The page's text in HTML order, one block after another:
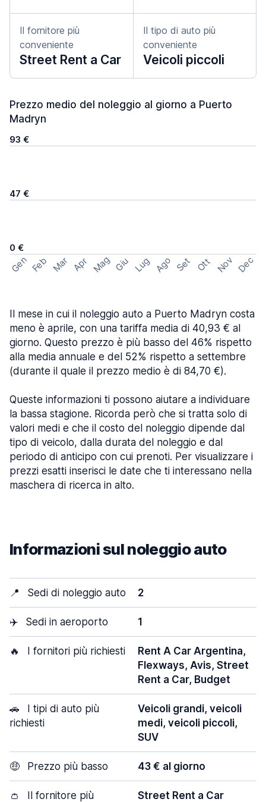
Il fornitore più
conveniente
Street Rent a Car
Il tipo di auto più
conveniente
Veicoli piccoli
Prezzo medio del noleggio al giorno a Puerto
Madryn
93 €
47 €
0 €
Gen Feb Mar Apr Mag Giu Lug Ago Set Ott Nov Dec
Il mese in cui il noleggio auto a Puerto Madryn costa
meno è aprile, con una tariffa media di 40,93 € al
giorno. Questo prezzo è più basso del 46% rispetto
alla media annuale e del 52% rispetto a settembre
(durante il quale il prezzo medio è di 84,70 €).
Queste informazioni ti possono aiutare a individuare
la bassa stagione. Ricorda però che si tratta solo di
valori medi e che il costo del noleggio dipende dal
tipo di veicolo, dalla durata del noleggio e dal
periodo di anticipo con cui prenoti. Per visualizzare i
prezzi esatti inserisci le date che ti interessano nella
maschera di ricerca in alto.
Informazioni sul noleggio auto
📍 Sedi di noleggio auto 2
✈️ Sedi in aeroporto 1
🔥 I fornitori più richiesti
Rent A Car Argentina,
Flexways, Avis, Street
Rent a Car, Budget
🚗
I tipi di auto più
richiesti
Veicoli grandi, veicoli
medi, veicoli piccoli,
SUV
🤑 Prezzo più basso 43 € al giorno
👛
Il fornitore più
Street Rent a Car